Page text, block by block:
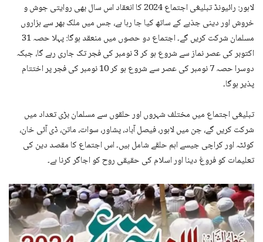
لاہور: رائیونڈ تبلیغی اجتماع 2024 کا انعقاد اس سال بھی روایتی جوش و
خروش اور دینی جذبے کے ساتھ کیا جا رہا ہے، جس میں ملک بھر سے ہزاروں
مسلمان شرکت کریں گے۔ اجتماع دو حصوں میں منعقد ہوگا: پہلا حصہ 31
اکتوبر کی عصر نماز سے شروع ہو کر 3 نومبر کی فجر تک جاری رہے گا، جبکہ
دوسرا حصہ 7 نومبر کی عصر سے شروع ہو کر 10 نومبر کی فجر پر اختتام
پذیر ہوگا۔
تبلیغی اجتماع میں مختلف شہروں اور حلقوں سے مسلمان بڑی تعداد میں
شرکت کریں گے، جن میں لاہور، فیصل آباد، پشاور، سوات، ماتن، ڈی آئی خان،
کوئٹہ اور کراچی جیسے اہم حلقے شامل ہیں۔ اس اجتماع کا مقصد دین کی
تعلیمات کو فروغ دینا اور اسلام کی حقیقی روح کو اجاگر کرنا ہے۔